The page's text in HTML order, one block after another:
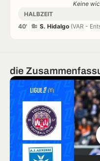
Keine
HALBZEIT
40'
S. Hidalgo (VAR -
die